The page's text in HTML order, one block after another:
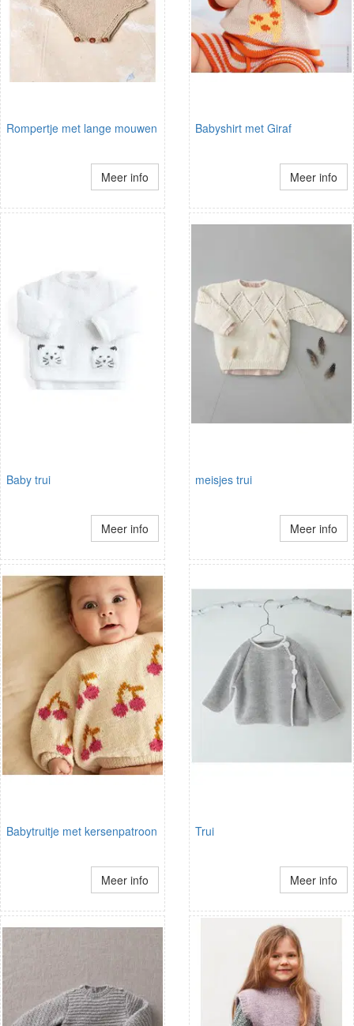
Rompertje met lange mouwen
Meer info
Babyshirt met Giraf
Meer info
Baby trui
Meer info
meisjes trui
Meer info
Babytruitje met kersenpatroon
Meer info
Trui
Meer info